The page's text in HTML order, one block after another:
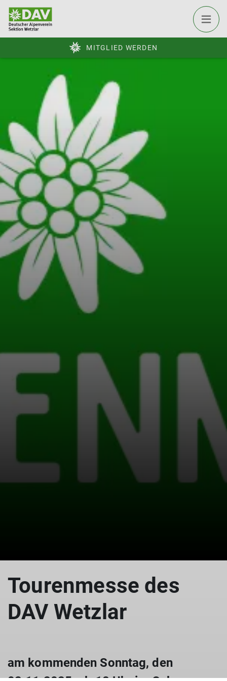
MITGLIED WERDEN
Tourenmesse des
DAV Wetzlar
am kommenden Sonntag, den